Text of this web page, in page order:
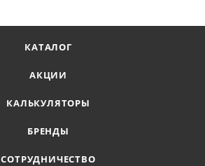
КАТАЛОГ
АКЦИИ
КАЛЬКУЛЯТОРЫ
БРЕНДЫ
СОТРУДНИЧЕСТВО